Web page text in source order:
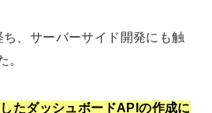
、サーバーサイド開発にも触
。
たダッシュボードAPIの作成に